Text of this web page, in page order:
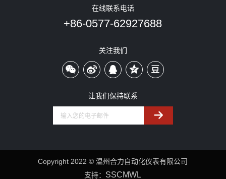
在线联系电话
+86-0577-62927688
关注我们
让我们保持联系
Copyright 2022 © 温州合力自动化仪表有限公司
支持： SSCMWL